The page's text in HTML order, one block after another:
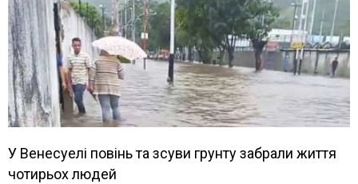
У Венесуелі повінь та зсуви грунту забрали життя
чотирьох людей